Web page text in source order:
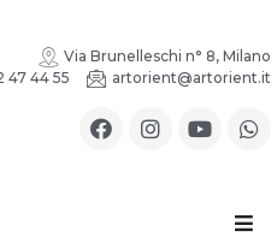
Via Brunelleschi n° 8, Milano
47 44 55
artorient@artorient.it